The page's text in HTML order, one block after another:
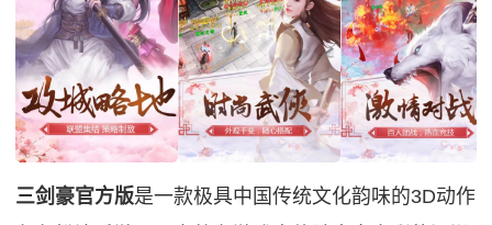
三剑豪官方版是一款极具中国传统文化韵味的3D动作